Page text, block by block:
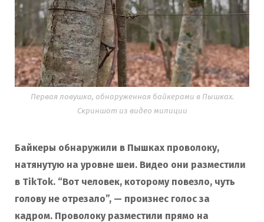
Первая ловушка, обнаруженная байкерами в Пышках.
Скриншот из видео милиции
Байкеры обнаружили в Пышках проволоку,
натянутую на уровне шеи. Видео они разместили
в TikTok. “Вот человек, которому повезло, чуть
голову не отрезало”, — произнес голос за
кадром. Проволоку разместили прямо на